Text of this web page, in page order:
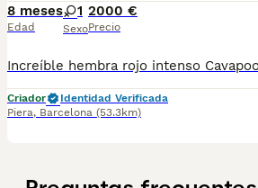
8 meses
Edad
1
Sexo
2000 €
Precio
Criador
Identidad Verificada
Piera, Barcelona (53.3km)